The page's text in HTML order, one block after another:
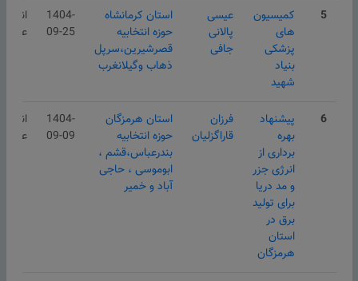
5
کمیسیون
های
پزشکی
بنیاد
شهید
عیسی
پالانی
جافی
استان کرمانشاه
حوزه انتخابیه
قصرشیرین،سرپل
ذهاب وگیلانغرب
1404-
09-25
انتشار
6
پیشنهاد
بهره
برداری از
انرژی جزر
و مد دریا
برای تولید
برق در
استان
هرمزگان
فرزان
قاراگزلیان
استان هرمزگان
حوزه انتخابیه
بندرعباس،قشم ،
ابوموسی ، حاجی
آباد و خمیر
1404-
09-09
انتشار